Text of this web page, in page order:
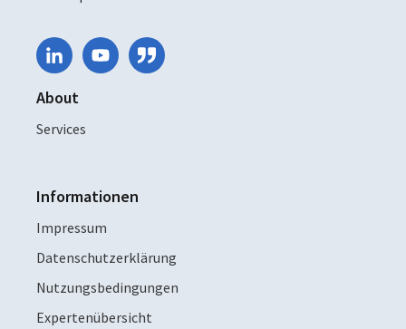
About
Services
Informationen
Impressum
Datenschutzerklärung
Nutzungsbedingungen
Expertenübersicht